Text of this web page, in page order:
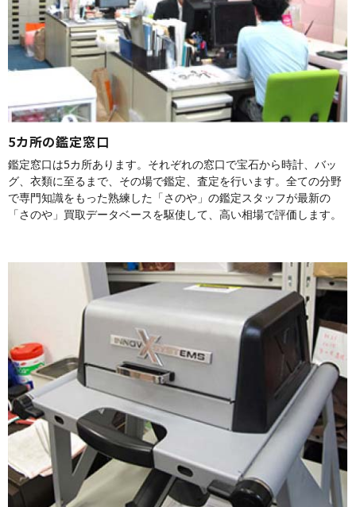
5カ所の鑑定窓口
鑑定窓口は5カ所あります。それぞれの窓口で宝石から時計、バッ
グ、衣類に至るまで、その場で鑑定、査定を行います。全ての分野
で専門知識をもった熟練した「さのや」の鑑定スタッフが最新の
「さのや」買取データベースを駆使して、高い相場で評価します。